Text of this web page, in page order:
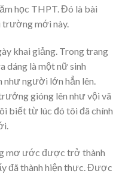
học THPT. Đó là bài
trường mới này.
khai giảng. Trong trang
dáng là một nữ sinh
người lớn hẳn lên.
gióng lên như vội vã
biết từ lúc đó tôi đã chính
mơ ước được trở thành
đã thành hiện thực. Được